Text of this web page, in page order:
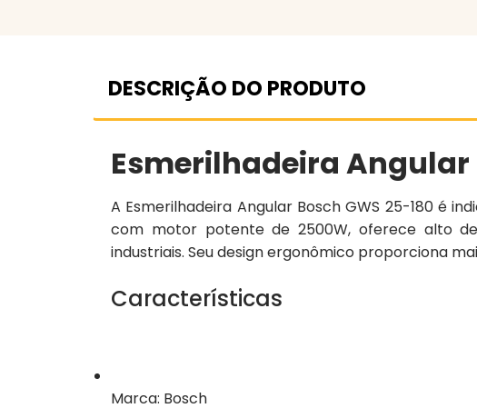
DESCRIÇÃO DO PRODUTO
Esmerilhadeira Angular
A Esmerilhadeira Angular Bosch GWS 25-180 é
com motor potente de 2500W, oferece alto
industriais. Seu design ergonômico proporciona
Características
Marca: Bosch